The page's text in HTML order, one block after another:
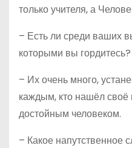
только учителя, а
– Есть ли среди ваших
которыми вы гордитесь?
– Их очень много,
каждым, кто нашёл своё
достойным человеком.
– Какое напутственное